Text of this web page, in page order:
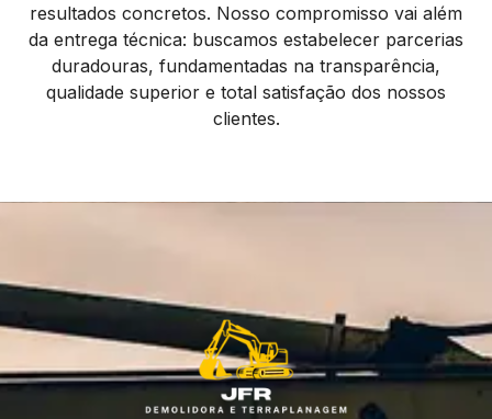
resultados concretos. Nosso compromisso vai além
da entrega técnica: buscamos estabelecer parcerias
duradouras, fundamentadas na transparência,
qualidade superior e total satisfação dos nossos
clientes.